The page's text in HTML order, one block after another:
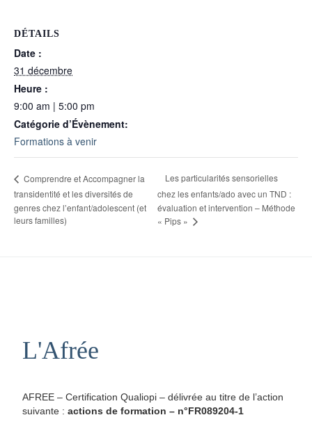
DÉTAILS
Date :
31 décembre
Heure :
9:00 am | 5:00 pm
Catégorie d’Évènement:
Formations à venir
Comprendre et Accompagner la
transidentité et les diversités de
genres chez l’enfant/adolescent (et
leurs familles)
Les particularités sensorielles
chez les enfants/ado avec un TND :
évaluation et intervention – Méthode
« Pips »
L'Afrée
AFREE – Certification Qualiopi – délivrée au titre de l’action
suivante : actions de formation – n°FR089204-1